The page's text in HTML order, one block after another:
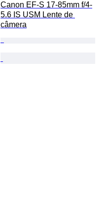
Canon EF-S 17-85mm f/4-
5.6 IS USM Lente de
câmera